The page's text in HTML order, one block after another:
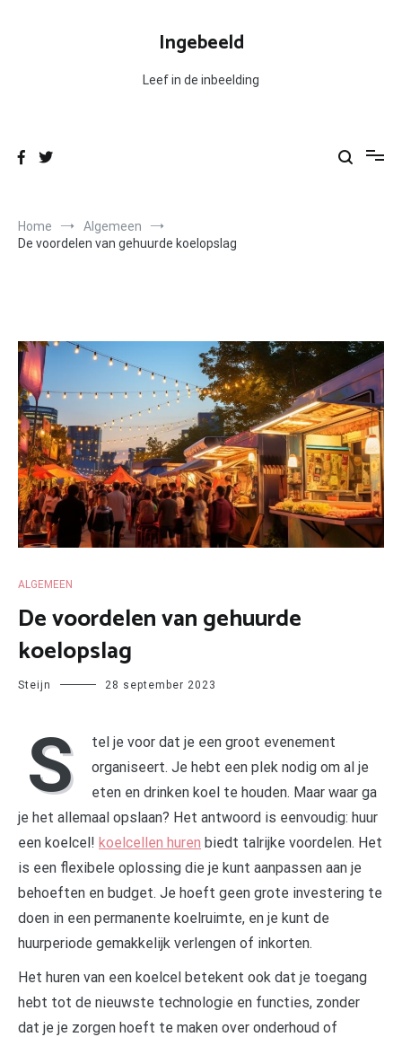
Ingebeeld
Leef in de inbeelding
Home
Algemeen
De voordelen van gehuurde koelopslag
ALGEMEEN
De voordelen van gehuurde
koelopslag
Steijn 28 september 2023
S
tel je voor dat je een groot evenement
organiseert. Je hebt een plek nodig om al je
eten en drinken koel te houden. Maar waar ga
je het allemaal opslaan? Het antwoord is eenvoudig: huur
een koelcel! koelcellen huren biedt talrijke voordelen. Het
is een flexibele oplossing die je kunt aanpassen aan je
behoeften en budget. Je hoeft geen grote investering te
doen in een permanente koelruimte, en je kunt de
huurperiode gemakkelijk verlengen of inkorten.
Het huren van een koelcel betekent ook dat je toegang
hebt tot de nieuwste technologie en functies, zonder
dat je je zorgen hoeft te maken over onderhoud of